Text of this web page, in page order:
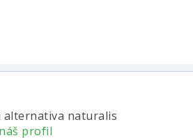
alternativa naturalis
profil